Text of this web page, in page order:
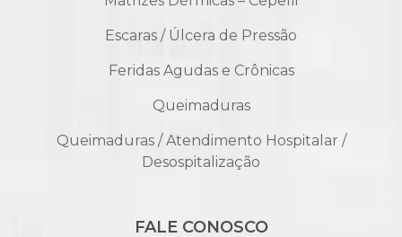
Escaras / Úlcera de Pressão
Feridas Agudas e Crônicas
Queimaduras
Queimaduras / Atendimento Hospitalar /
Desospitalização
FALE CONOSCO